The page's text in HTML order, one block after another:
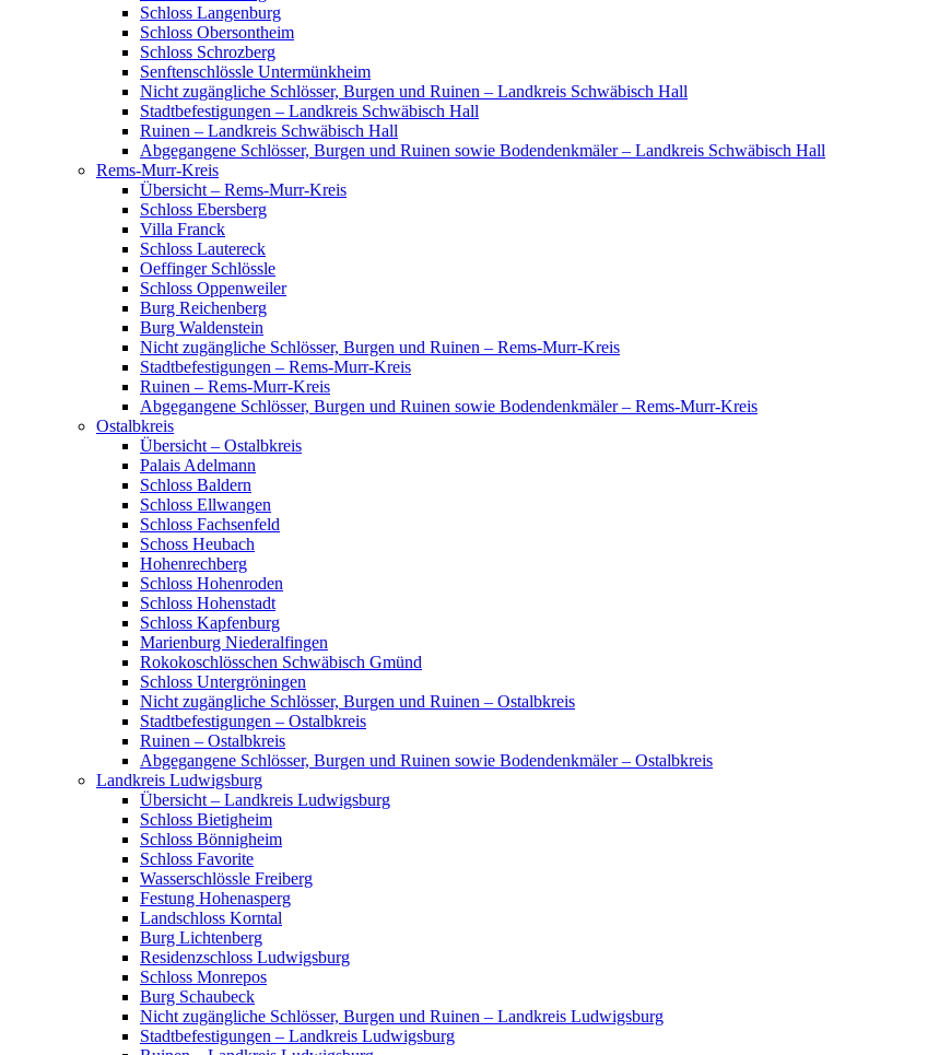
Schloss Langenburg
Schloss Obersontheim
Schloss Schrozberg
Senftenschlössle Untermünkheim
Nicht zugängliche Schlösser, Burgen und Ruinen – Landkreis Schwäbisch Hall
Stadtbefestigungen – Landkreis Schwäbisch Hall
Ruinen – Landkreis Schwäbisch Hall
Abgegangene Schlösser, Burgen und Ruinen sowie Bodendenkmäler – Landkreis Schwäbisch Hall
Rems-Murr-Kreis
Übersicht – Rems-Murr-Kreis
Schloss Ebersberg
Villa Franck
Schloss Lautereck
Oeffinger Schlössle
Schloss Oppenweiler
Burg Reichenberg
Burg Waldenstein
Nicht zugängliche Schlösser, Burgen und Ruinen – Rems-Murr-Kreis
Stadtbefestigungen – Rems-Murr-Kreis
Ruinen – Rems-Murr-Kreis
Abgegangene Schlösser, Burgen und Ruinen sowie Bodendenkmäler – Rems-Murr-Kreis
Ostalbkreis
Übersicht – Ostalbkreis
Palais Adelmann
Schloss Baldern
Schloss Ellwangen
Schloss Fachsenfeld
Schoss Heubach
Hohenrechberg
Schloss Hohenroden
Schloss Hohenstadt
Schloss Kapfenburg
Marienburg Niederalfingen
Rokokoschlösschen Schwäbisch Gmünd
Schloss Untergröningen
Nicht zugängliche Schlösser, Burgen und Ruinen – Ostalbkreis
Stadtbefestigungen – Ostalbkreis
Ruinen – Ostalbkreis
Abgegangene Schlösser, Burgen und Ruinen sowie Bodendenkmäler – Ostalbkreis
Landkreis Ludwigsburg
Übersicht – Landkreis Ludwigsburg
Schloss Bietigheim
Schloss Bönnigheim
Schloss Favorite
Wasserschlössle Freiberg
Festung Hohenasperg
Landschloss Korntal
Burg Lichtenberg
Residenzschloss Ludwigsburg
Schloss Monrepos
Burg Schaubeck
Nicht zugängliche Schlösser, Burgen und Ruinen – Landkreis Ludwigsburg
Stadtbefestigungen – Landkreis Ludwigsburg